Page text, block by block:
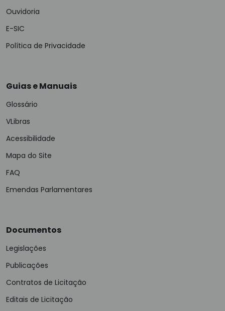
Ouvidoria
E-SIC
Política de Privacidade
Guias e Manuais
Glossário
VLibras
Acessibilidade
Mapa do Site
FAQ
Emendas Parlamentares
Documentos
Legislações
Publicações
Contratos de Licitação
Editais de Licitação